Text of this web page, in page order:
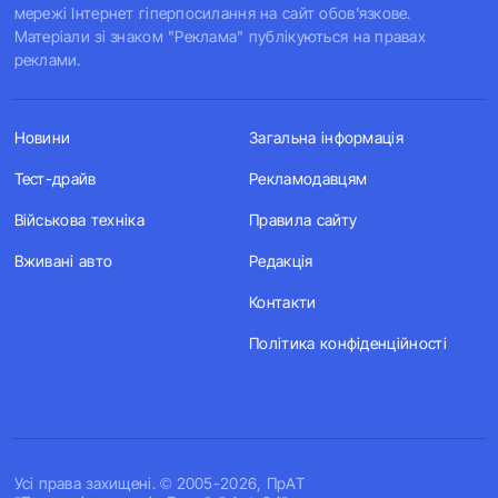
мережі Інтернет гіперпосилання на сайт обов'язкове.
Матеріали зі знаком "Реклама" публікуються на правах
реклами.
Усi права захищенi. © 2005-2026, ПрАТ
Новини
Тест-драйв
Військова техніка
Вживані авто
Загальна інформація
Рекламодавцям
Правила сайту
Редакція
Контакти
Політика конфіденційності